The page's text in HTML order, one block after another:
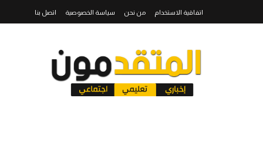
اتفاقية الاستخدام من نحن سياسة الخصوصية اتصل بنا